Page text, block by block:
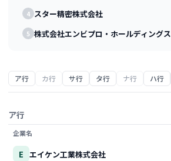
4 スター精密株式会社
5 株式会社エンビプロ・ホールディングス
ア行 カ行 サ行 タ行 ナ行 ハ行
ア行
企業名
E エイケン工業株式会社